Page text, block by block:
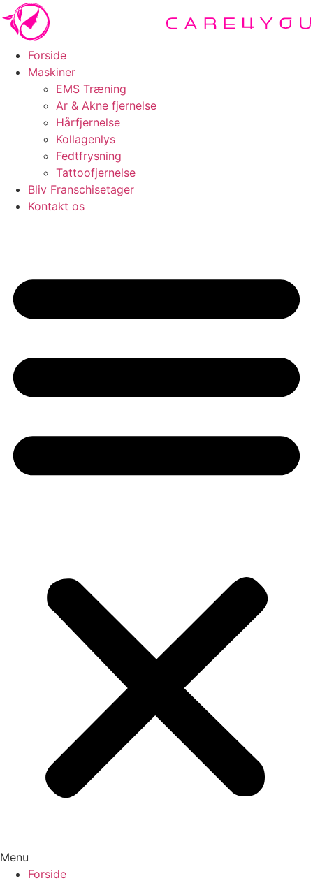
Videre
indhold
Forside
Maskiner
EMS Træning
Ar & Akne fjernelse
Hårfjernelse
Kollagenlys
Fedtfrysning
Tattoofjernelse
Bliv Franschisetager
Kontakt os
Menu
Forside